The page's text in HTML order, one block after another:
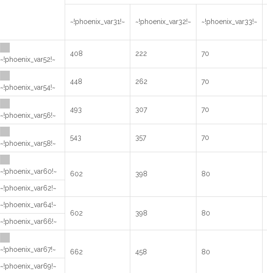
~!phoenix_var31!~ ~!phoenix_var32!~ ~!phoenix_var33!~
~!phoenix_var52!~
408 222 70
~!phoenix_var54!~
448 262 70
~!phoenix_var56!~
493 307 70
~!phoenix_var58!~
543 357 70
~!phoenix_var60!~ 602 398 80
~!phoenix_var62!~
~!phoenix_var64!~
602
398 80
~!phoenix_var66!~
~!phoenix_var67!~ 662 458 80
~!phoenix_var69!~